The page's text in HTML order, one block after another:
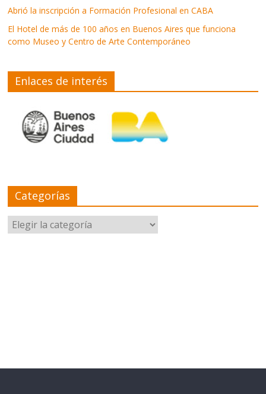
Abrió la inscripción a Formación Profesional en CABA
El Hotel de más de 100 años en Buenos Aires que funciona
como Museo y Centro de Arte Contemporáneo
Enlaces de interés
Categorías
Categorías